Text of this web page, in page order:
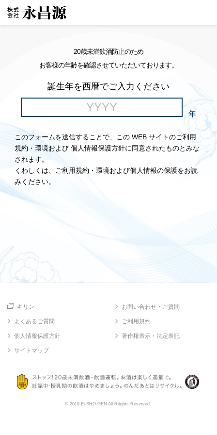
20歳未満飲酒防止のため
お客様の年齢を確認させていただいております。
誕生年を西暦でご入力ください
年
このフォームを送信することで、この WEB サイトのご利用
規約・環境および 個人情報保護方針に同意されたものとみな
されます。
くわしくは、ご利用規約・環境および個人情報の保護をお読
みください。
キリン お問い合わせ・ご質問
よくあるご質問 ご利用規約
個人情報保護方針 著作権表示・法定表記
サイトマップ
© 2019 Ei-SHO-GEN All Ritghts Reserved.